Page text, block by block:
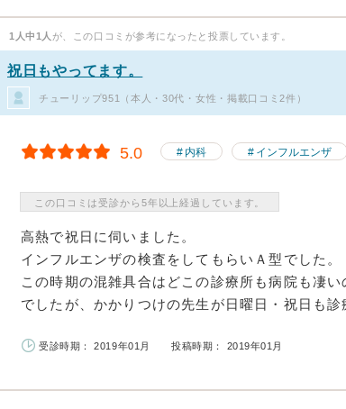
1人中1人 が、この口コミが参考になったと投票しています。
祝日もやってます。
チューリップ951（本人・30代・女性・掲載口コミ2件）
5.0 内科 インフルエンザ
この口コミは受診から5年以上経過しています。
高熱で祝日に伺いました。
インフルエンザの検査をしてもらいＡ型でした。
この時期の混雑具合はどこの診療所も病院も凄
でしたが、かかりつけの先生が日曜日・祝日も診
受診時期： 2019年01月 投稿時期： 2019年01月